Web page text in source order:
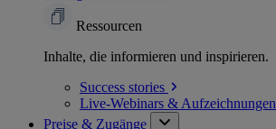
Ressourcen
Inhalte, die informieren und inspirieren.
Success stories
Live-Webinars & Aufzeichnungen
Preise & Zugänge